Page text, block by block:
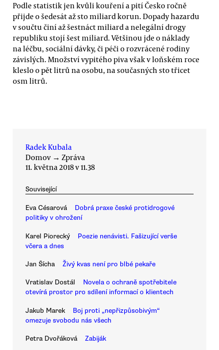
Podle statistik jen kvůli kouření a pití Česko ročně
přijde o šedesát až sto miliard korun. Dopady hazardu
v součtu činí až šestnáct miliard a nelegální drogy
republiku stojí šest miliard. Většinou jde o náklady
na léčbu, sociální dávky, či péči o rozvrácené rodiny
závislých. Množství vypitého piva však v loňském roce
kleslo o pět litrů na osobu, na současných sto třicet
osm litrů.
Radek Kubala
Domov → Zpráva
11. května 2018 v 11.38
Související
Eva Césarová
Dobrá praxe české protidrogové
politiky v ohrožení
Karel Piorecký
Poezie nenávisti. Fašizující verše
včera a dnes
Jan Šícha Živý kvas není pro blbé pekaře
Vratislav Dostál
Novela o ochraně spotřebitele
otevírá prostor pro sdílení informací o klientech
Jakub Marek
Boj proti „nepřizpůsobivým“
omezuje svobodu nás všech
Petra Dvořáková Zabiják